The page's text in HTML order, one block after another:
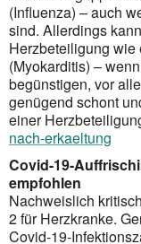
(Influenza) – auch
sind. Aller­dings
Herzbeteiligung
(Myokarditis) –
begüns­tigen, vor
genügend schont
einer
nach-erkaeltung
Covid-19-
empfohlen
Nachweislich
2 für Herzkranke.
Covid-19-